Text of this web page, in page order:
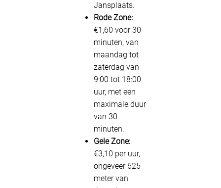
Jansplaats.
Rode Zone:
€1,60 voor 30
minuten, van
maandag tot
zaterdag van
9:00 tot 18:00
uur, met een
maximale duur
van 30
minuten.
Gele Zone:
€3,10 per uur,
ongeveer 625
meter van